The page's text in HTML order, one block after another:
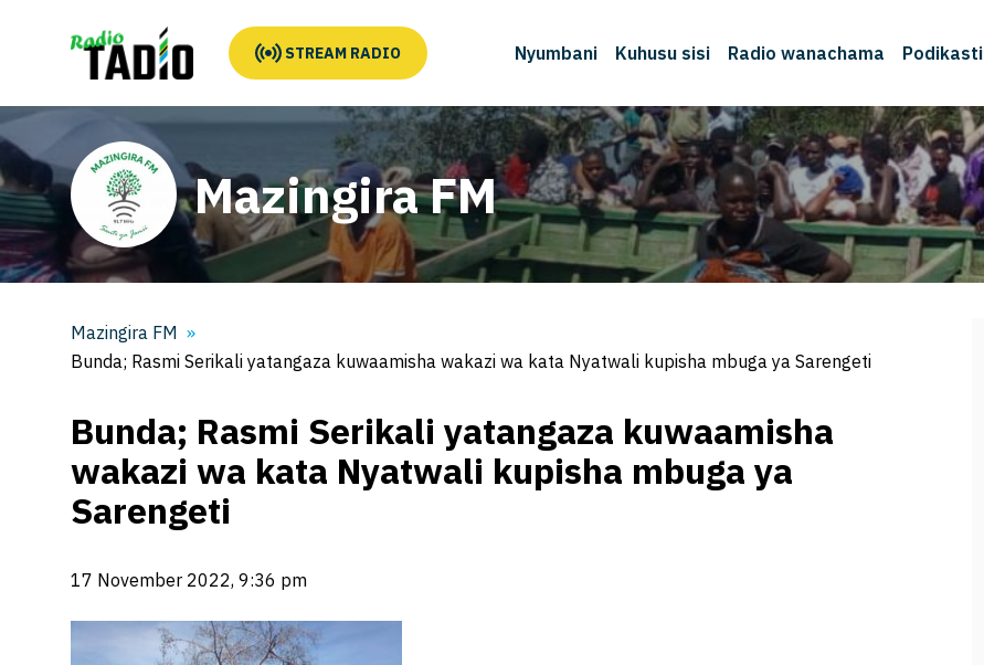
STREAM RADIO Nyumbani Kuhusu sisi Radio wanachama Podikasti
Mazingira FM
Mazingira FM
Bunda; Rasmi Serikali yatangaza kuwaamisha wakazi wa kata Nyatwali kupisha mbuga ya Sarengeti
Bunda; Rasmi Serikali yatangaza kuwaamisha
wakazi wa kata Nyatwali kupisha mbuga ya
Sarengeti
17 November 2022, 9:36 pm